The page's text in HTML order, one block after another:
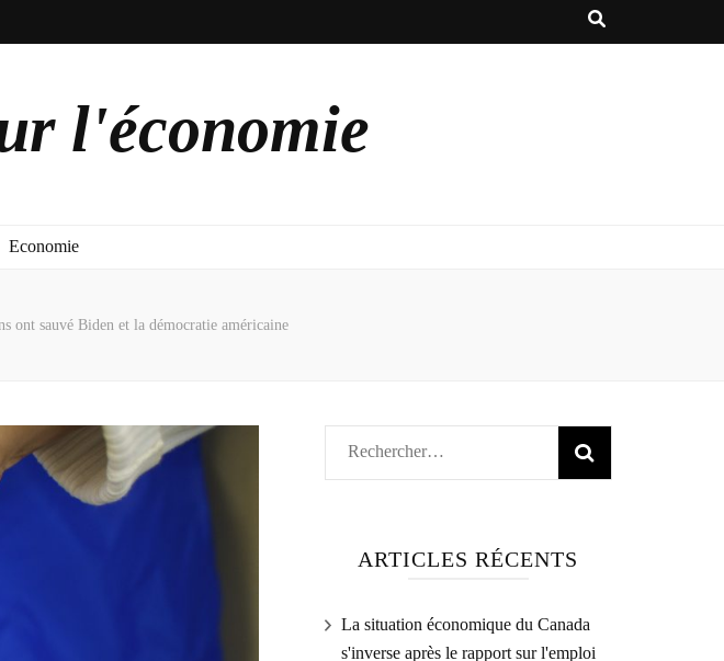
l'économie
Economie
ont sauvé Biden et la démocratie américaine
Rechercher :
ARTICLES RÉCENTS
La situation économique du Canada
s'inverse après le rapport sur l'emploi